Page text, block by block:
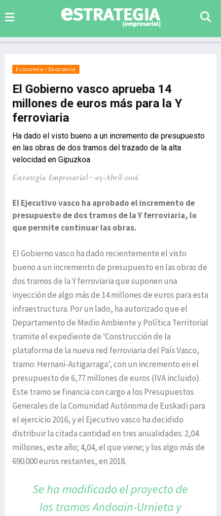
Economía / Ekonomia
El Gobierno vasco aprueba 14
millones de euros más para la Y
ferroviaria
Ha dado el visto bueno a un incremento de presupuesto
en las obras de dos tramos del trazado de la alta
velocidad en Gipuzkoa
Estrategia Empresarial 05-Abril-2016
El Ejecutivo vasco ha aprobado el incremento de
presupuesto de dos tramos de la Y ferroviaria, lo
que permite continuar las obras.
El Gobierno vasco ha dado recientemente el visto
bueno a un incremento de presupuesto en las obras de
dos tramos de la Y ferroviaria que suponen una
inyección de algo más de 14 millones de euros para esta
infraestructura. Por un lado, ha autorizado que el
Departamento de Medio Ambiente y Política Territorial
tramite el expediente de ‘Construcción de la
plataforma de la nueva red ferroviaria del País Vasco,
tramo: Hernani-Astigarraga’, con un incremento en el
presupuesto de 6,77 millones de euros (IVA incluido).
Este tramo se financia con cargo a los Presupuestos
Generales de la Comunidad Autónoma de Euskadi para
el ejercicio 2016, y el Ejecutivo vasco ha decidido
distribuir la citada cantidad en tres anualidades: 2,04
millones, este año; 4,04, el que viene; y los algo más de
690.000 euros restantes, en 2018.
Se ha modificado el proyecto de
los tramos Andoain-Urnieta y